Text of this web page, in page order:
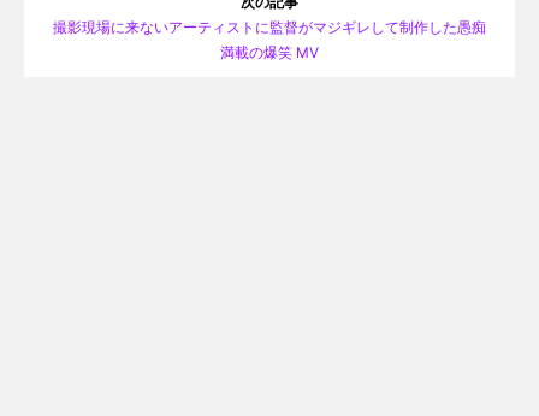
撮影現場に来ないアーティストに監督がマジギレして制作した愚痴
満載の爆笑 MV